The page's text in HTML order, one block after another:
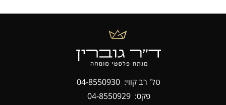
טל' רב קווי: 04-8550930
פקס: 04-8550929